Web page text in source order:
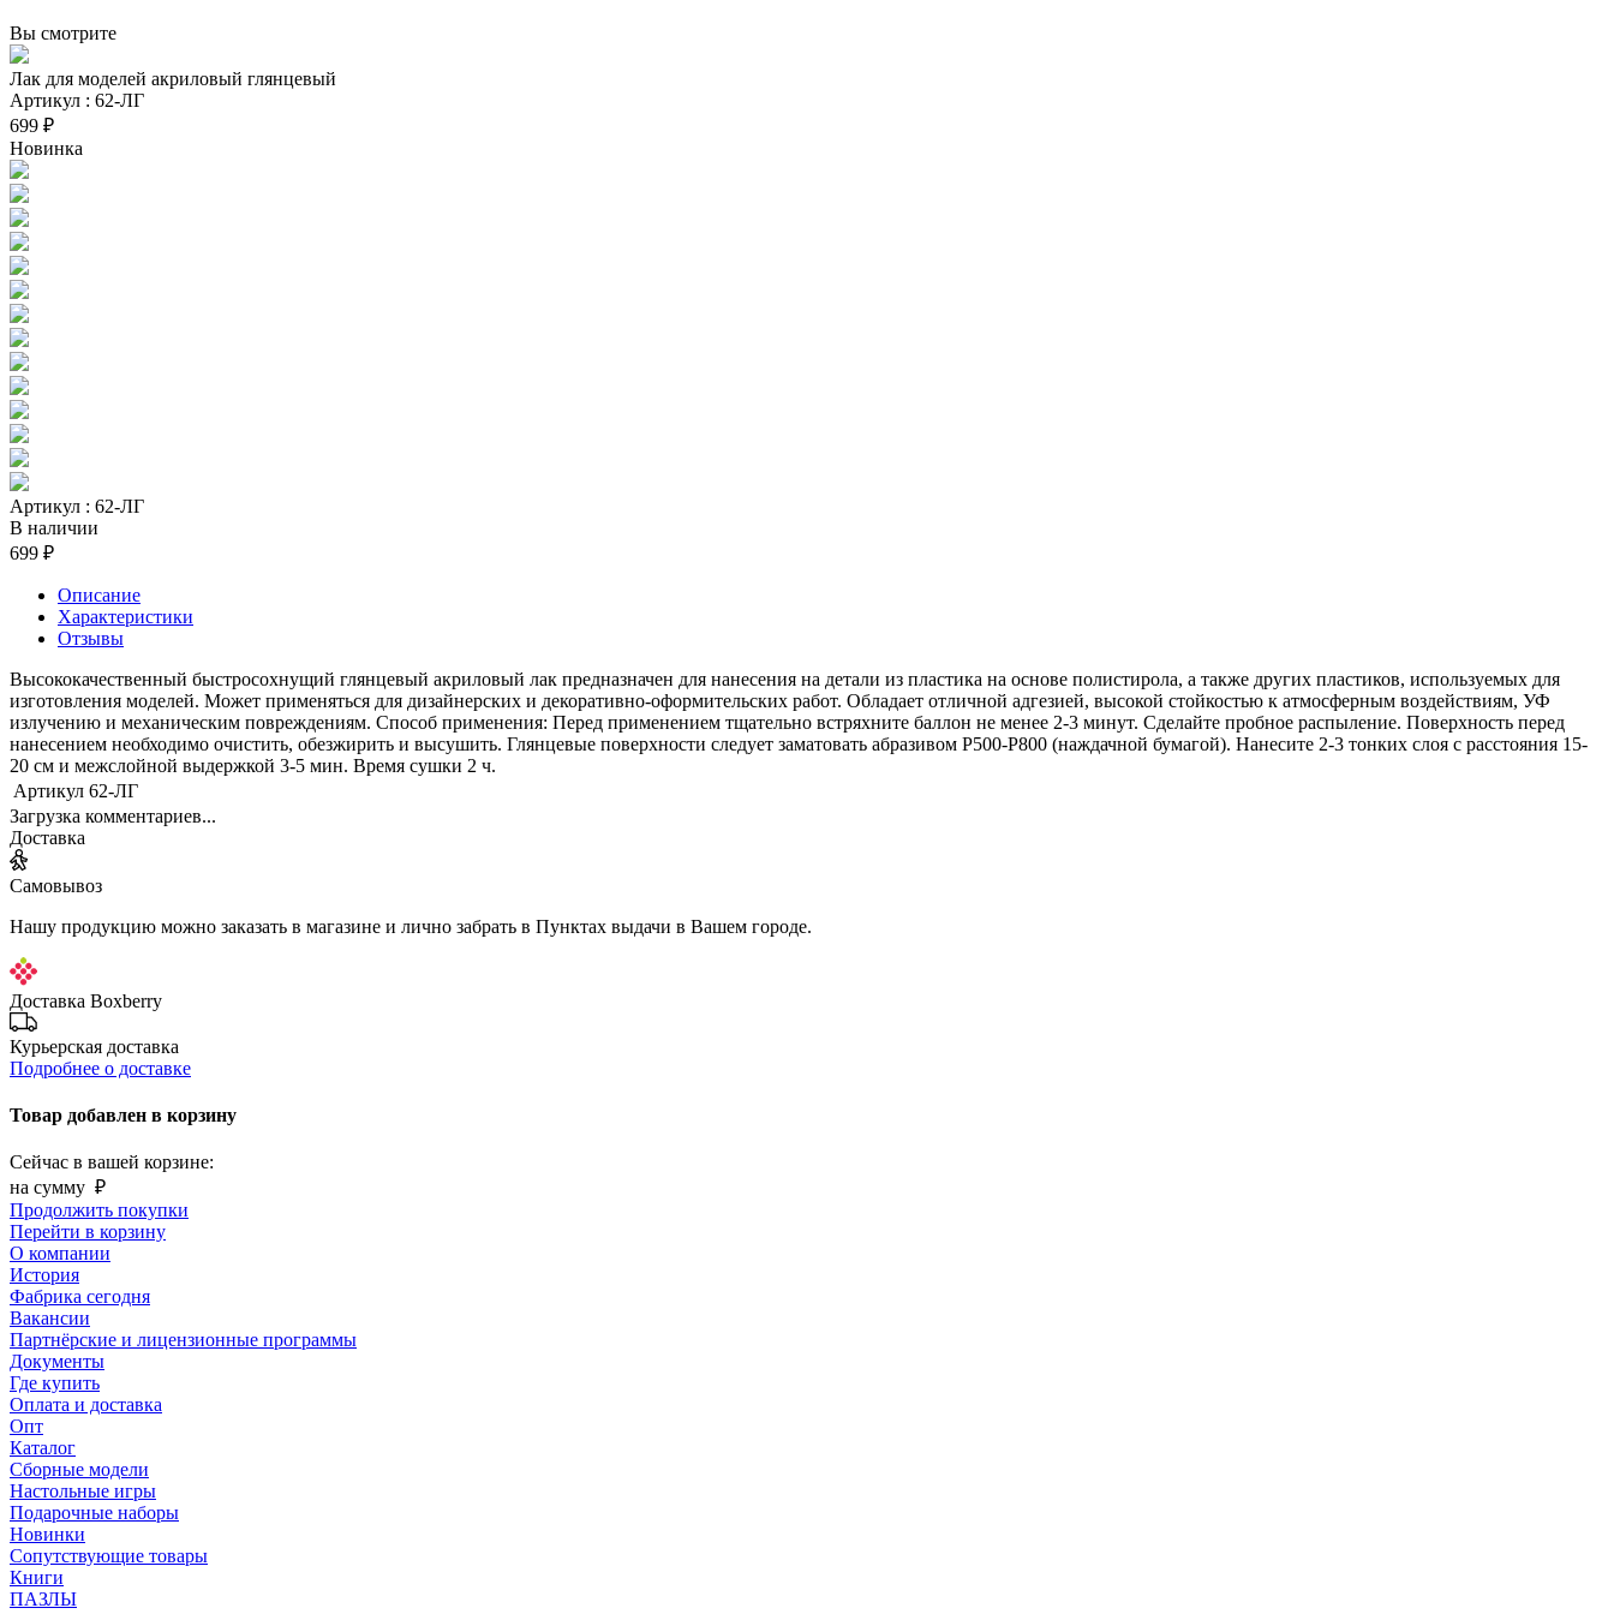
Вы смотрите
Лак для моделей акриловый глянцевый
Артикул : 62-ЛГ
699 ₽
Новинка
Артикул : 62-ЛГ
В наличии
699 ₽
Описание
Характеристики
Отзывы
Высококачественный быстросохнущий глянцевый акриловый лак предназначен для нанесения на детали из пластика на основе полистирола, а также других пластиков, используемых для
изготовления моделей. Может применяться для дизайнерских и декоративно-оформительских работ. Обладает отличной адгезией, высокой стойкостью к атмосферным воздействиям, УФ
излучению и механическим повреждениям. Способ применения: Перед применением тщательно встряхните баллон не менее 2-3 минут. Сделайте пробное распыление. Поверхность перед
нанесением необходимо очистить, обезжирить и высушить. Глянцевые поверхности следует заматовать абразивом Р500-Р800 (наждачной бумагой). Нанесите 2-3 тонких слоя с расстояния 15-
20 см и межслойной выдержкой 3-5 мин. Время сушки 2 ч.
Артикул 62-ЛГ
Загрузка комментариев...
Доставка
Самовывоз
Нашу продукцию можно заказать в магазине и лично забрать в Пунктах выдачи в Вашем городе.
Доставка Boxberry
Курьерская доставка
Подробнее о доставке
Товар добавлен в корзину
Сейчас в вашей корзине:
на сумму ₽
Продолжить покупки
Перейти в корзину
О компании
История
Фабрика сегодня
Вакансии
Партнёрские и лицензионные программы
Документы
Где купить
Оплата и доставка
Опт
Каталог
Сборные модели
Настольные игры
Подарочные наборы
Новинки
Сопутствующие товары
Книги
ПАЗЛЫ